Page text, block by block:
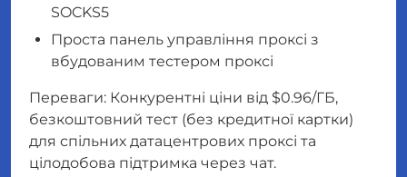
SOCKS5
Проста панель управління проксі з
вбудованим тестером проксі
Переваги: Конкурентні ціни від $0.96/ГБ,
безкоштовний тест (без кредитної картки)
для спільних датацентрових проксі та
цілодобова підтримка через чат.